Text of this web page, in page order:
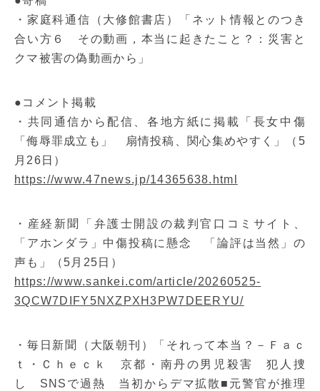
・家庭科通信（大修館書店）「ネット情報とのつき
合い方６ その動画，本当に起きたこと？：災害と
クマ被害の偽動画から」
●コメント掲載
・共同通信から配信、各地方紙に掲載「長女中傷
「侮辱罪成立も」 扇情投稿、関心集めやすく」（5
月26日）
https://www.47news.jp/14365638.html
・産経新聞「弁護士開設の裁判官口コミサイト、
「アホンダラ」中傷投稿に懸念 「論評は当然」の
声も」（5月25日）
https://www.sankei.com/article/20260525-
3QCW7DIFY5NXZPXH3PW7DEERYU/
・毎日新聞（大阪朝刊）「それって本当？－Ｆａｃ
ｔ・Ｃｈｅｃｋ 京都・南丹の男児殺害 犯人捜
し SNSで過熱 当初からデマ拡散■元警官が推理